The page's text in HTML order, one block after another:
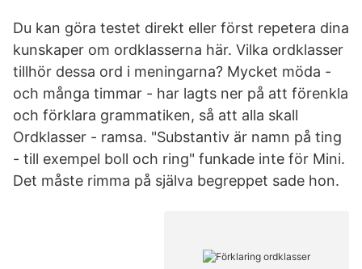
Du kan göra testet direkt eller först repetera dina
kunskaper om ordklasserna här. Vilka ordklasser
tillhör dessa ord i meningarna? Mycket möda -
och många timmar - har lagts ner på att förenkla
och förklara grammatiken, så att alla skall
Ordklasser - ramsa. "Substantiv är namn på ting
- till exempel boll och ring" funkade inte för Mini.
Det måste rimma på själva begreppet sade hon.